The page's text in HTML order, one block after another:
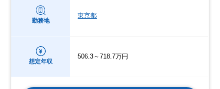
勤務地
東京都
想定年収
506.3～718.7万円